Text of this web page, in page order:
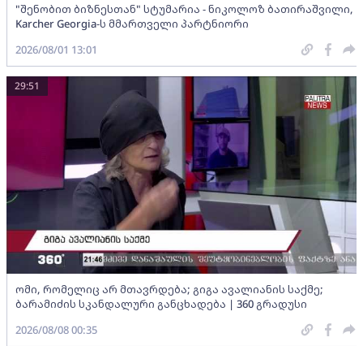
"შენობით ბიზნესთან" სტუმარია - ნიკოლოზ ბათირაშვილი,
Karcher Georgia-ს მმართველი პარტნიორი
2026/08/01 13:01
ომი, რომელიც არ მთავრდება; გიგა ავალიანის საქმე;
ბარამიძის სკანდალური განცხადება | 360 გრადუსი
29:51
2026/08/08 00:35